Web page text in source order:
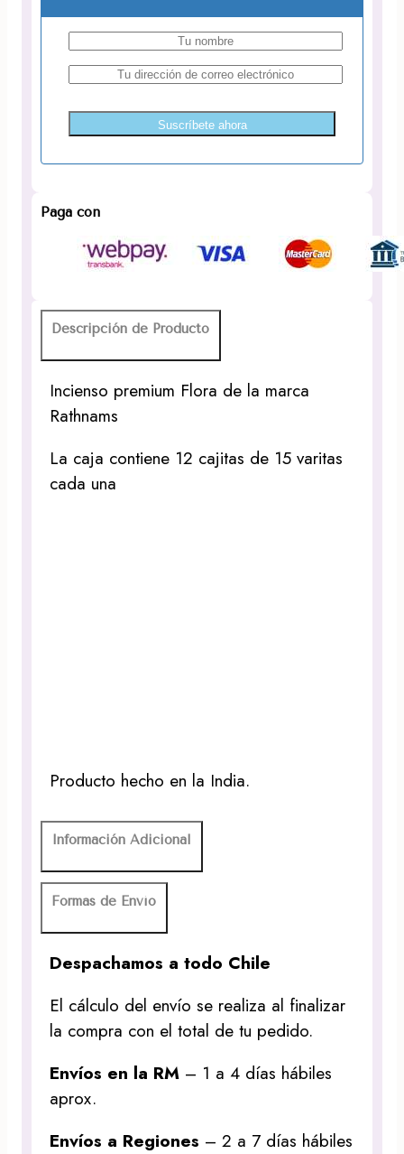
Suscríbete ahora
Paga con
Descripción de Producto
Incienso premium Flora de la marca
Rathnams
La caja contiene 12 cajitas de 15 varitas
cada una
Producto hecho en la India.
Información Adicional
Formas de Envío
Despachamos a todo Chile
El cálculo del envío se realiza al finalizar
la compra con el total de tu pedido.
Envíos en la RM – 1 a 4 días hábiles
aprox.
Envíos a Regiones – 2 a 7 días hábiles